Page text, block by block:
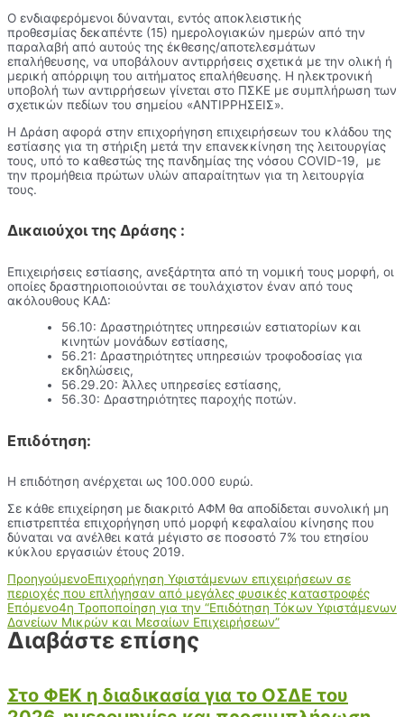
Ο ενδιαφερόμενοι δύνανται, εντός αποκλειστικής
προθεσμίας δεκαπέντε (15) ημερολογιακών ημερών από την
παραλαβή από αυτούς της έκθεσης/αποτελεσμάτων
επαλήθευσης, να υποβάλουν αντιρρήσεις σχετικά με την ολική ή
μερική απόρριψη του αιτήματος επαλήθευσης. Η ηλεκτρονική
υποβολή των αντιρρήσεων γίνεται στο ΠΣΚΕ με συμπλήρωση των
σχετικών πεδίων του σημείου «ΑΝΤΙΡΡΗΣΕΙΣ».
Η Δράση αφορά στην επιχορήγηση επιχειρήσεων του κλάδου της
εστίασης για τη στήριξη μετά την επανεκκίνηση της λειτουργίας
τους, υπό το καθεστώς της πανδημίας της νόσου COVID-19, με
την προμήθεια πρώτων υλών απαραίτητων για τη λειτουργία
τους.
Δικαιούχοι της Δράσης :
Επιχειρήσεις εστίασης, ανεξάρτητα από τη νομική τους μορφή, οι
οποίες δραστηριοποιούνται σε τουλάχιστον έναν από τους
ακόλουθους ΚΑΔ:
56.10: Δραστηριότητες υπηρεσιών εστιατορίων και
κινητών μονάδων εστίασης,
56.21: Δραστηριότητες υπηρεσιών τροφοδοσίας για
εκδηλώσεις,
56.29.20: Άλλες υπηρεσίες εστίασης,
56.30: Δραστηριότητες παροχής ποτών.
Επιδότηση:
Η επιδότηση ανέρχεται ως 100.000 ευρώ.
Σε κάθε επιχείρηση με διακριτό ΑΦΜ θα αποδίδεται συνολική μη
επιστρεπτέα επιχορήγηση υπό μορφή κεφαλαίου κίνησης που
δύναται να ανέλθει κατά μέγιστο σε ποσοστό 7% του ετησίου
κύκλου εργασιών έτους 2019.
ΠροηγούμενοΕπιχορήγηση Υφιστάμενων επιχειρήσεων σε
περιοχές που επλήγησαν από μεγάλες φυσικές καταστροφές
Επόμενο4η Τροποποίηση για την “Επιδότηση Τόκων Υφιστάμενων
Δανείων Μικρών και Μεσαίων Επιχειρήσεων”
Διαβάστε επίσης
Στο ΦΕΚ η διαδικασία για το ΟΣΔΕ του